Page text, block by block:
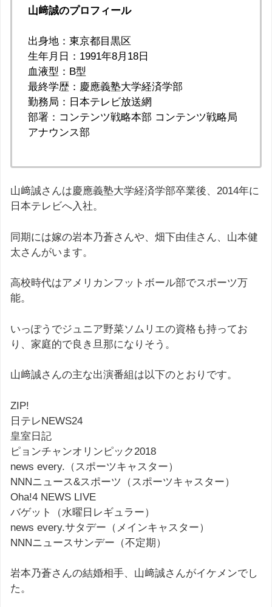
山﨑誠のプロフィール
出身地：東京都目黒区
生年月日：1991年8月18日
血液型：B型
最終学歴：慶應義塾大学経済学部
勤務局：日本テレビ放送網
部署：コンテンツ戦略本部 コンテンツ戦略局
アナウンス部
山﨑誠さんは慶應義塾大学経済学部卒業後、2014年に
日本テレビへ入社。
同期には嫁の岩本乃蒼さんや、畑下由佳さん、山本健
太さんがいます。
高校時代はアメリカンフットボール部でスポーツ万
能。
いっぽうでジュニア野菜ソムリエの資格も持ってお
り、家庭的で良き旦那になりそう。
山﨑誠さんの主な出演番組は以下のとおりです。
ZIP!
日テレNEWS24
皇室日記
ピョンチャンオリンピック2018
news every.（スポーツキャスター）
NNNニュース&スポーツ（スポーツキャスター）
Oha!4 NEWS LIVE
バゲット（水曜日レギュラー）
news every.サタデー（メインキャスター）
NNNニュースサンデー（不定期）
岩本乃蒼さんの結婚相手、山﨑誠さんがイケメンでし
た。